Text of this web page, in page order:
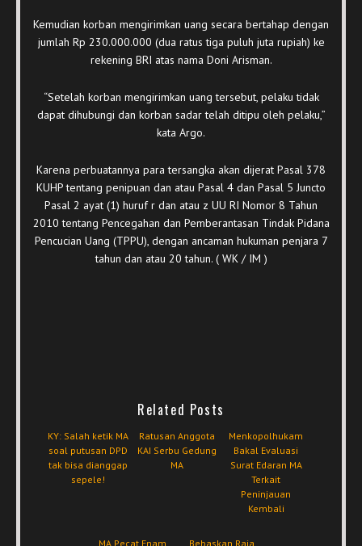
Kemudian korban mengirimkan uang secara bertahap dengan
jumlah Rp 230.000.000 (dua ratus tiga puluh juta rupiah) ke
rekening BRI atas nama Doni Arisman.
“Setelah korban mengirimkan uang tersebut, pelaku tidak
dapat dihubungi dan korban sadar telah ditipu oleh pelaku,”
kata Argo.
Karena perbuatannya para tersangka akan dijerat Pasal 378
KUHP tentang penipuan dan atau Pasal 4 dan Pasal 5 Juncto
Pasal 2 ayat (1) huruf r dan atau z UU RI Nomor 8 Tahun
2010 tentang Pencegahan dan Pemberantasan Tindak Pidana
Pencucian Uang (TPPU), dengan ancaman hukuman penjara 7
tahun dan atau 20 tahun. ( WK / IM )
Related Posts
KY: Salah ketik MA
soal putusan DPD
tak bisa dianggap
sepele!
Ratusan Anggota
KAI Serbu Gedung
MA
Menkopolhukam
Bakal Evaluasi
Surat Edaran MA
Terkait
Peninjauan
Kembali
MA Pecat Enam
Bebaskan Raja